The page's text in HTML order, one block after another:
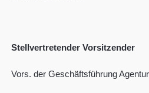
Stellvertretender Vorsitzender
Vors. der Geschäftsführung